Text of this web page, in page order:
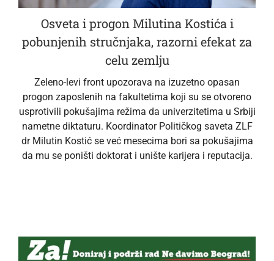
Osveta i progon Milutina Kostića i
pobunjenih stručnjaka, razorni efekat za
celu zemlju
Zeleno-levi front upozorava na izuzetno opasan
progon zaposlenih na fakultetima koji su se otvoreno
usprotivili pokušajima režima da univerzitetima u Srbiji
nametne diktaturu. Koordinator Političkog saveta ZLF
dr Milutin Kostić se već mesecima bori sa pokušajima
da mu se poništi doktorat i unište karijera i reputacija.